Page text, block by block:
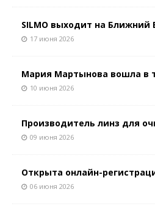
SILMO выходит на Ближний
17 июня 2026
Мария Мартынова вошла в
10 июня 2026
Производитель линз для
09 июня 2026
Открыта онлайн-
06 июня 2026